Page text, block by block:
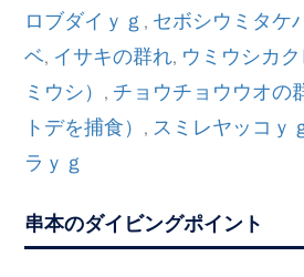
ロブダイｙｇ , セボシウミタケ
ベ, イサキの群れ, ウミウシカ
ミウシ） , チョウチョウウオの
トデを捕食） , スミレヤッコｙ
ラｙｇ
串本のダイビングポイント